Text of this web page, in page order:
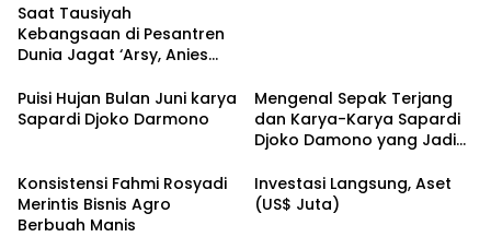
Saat Tausiyah
Kebangsaan di Pesantren
Dunia Jagat ‘Arsy, Anies
Dukungan dari Abah Aos
Puisi Hujan Bulan Juni karya
Sapardi Djoko Darmono
Mengenal Sepak Terjang
dan Karya-Karya Sapardi
Djoko Damono yang Jadi
Konsistensi Fahmi Rosyadi
Merintis Bisnis Agro
Berbuah Manis
Investasi Langsung, Aset
(US$ Juta)